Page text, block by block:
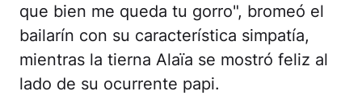
que bien me queda tu gorro", bromeó el
bailarín con su característica simpatía,
mientras la tierna Alaïa se mostró feliz al
lado de su ocurrente papi.